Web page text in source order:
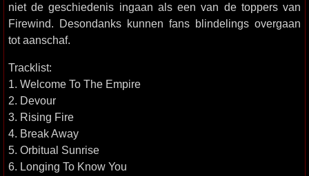
niet de geschiedenis ingaan als een van de toppers van
Firewind. Desondanks kunnen fans blindelings overgaan
tot aanschaf.
Tracklist:
1. Welcome To The Empire
2. Devour
3. Rising Fire
4. Break Away
5. Orbitual Sunrise
6. Longing To Know You